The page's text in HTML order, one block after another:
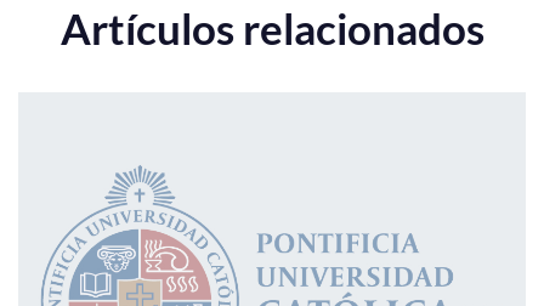
Artículos relacionados